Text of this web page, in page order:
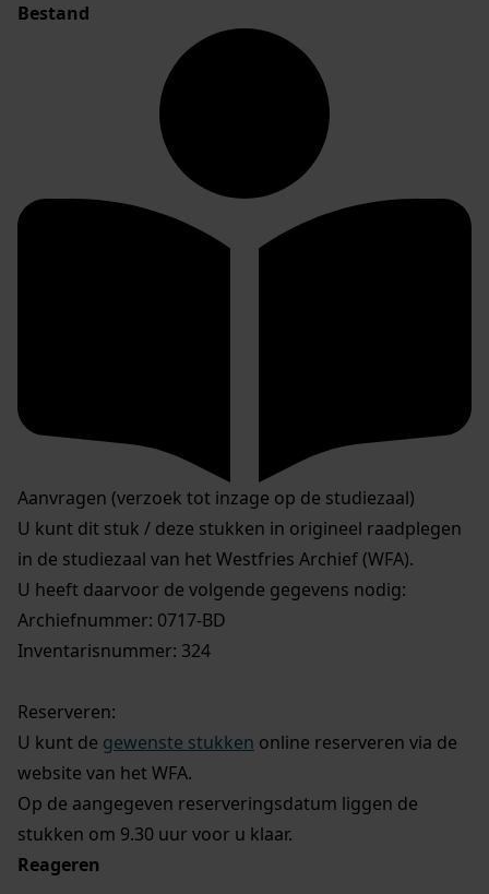
Bestand
Aanvragen (verzoek tot inzage op de studiezaal)
U kunt dit stuk / deze stukken in origineel raadplegen
in de studiezaal van het Westfries Archief (WFA).
U heeft daarvoor de volgende gegevens nodig:
Archiefnummer: 0717-BD
Inventarisnummer: 324
Reserveren:
U kunt de gewenste stukken online reserveren via de
website van het WFA.
Op de aangegeven reserveringsdatum liggen de
stukken om 9.30 uur voor u klaar.
Reageren